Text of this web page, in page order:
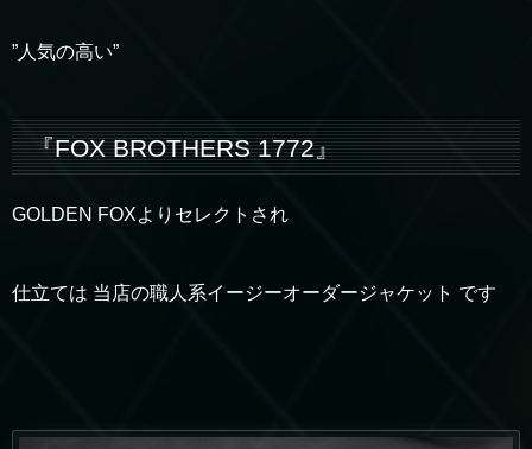
”人気の高い”
『FOX BROTHERS 1772』
GOLDEN FOXよりセレクトされ
仕立ては 当店の職人系イージーオーダージャケット です